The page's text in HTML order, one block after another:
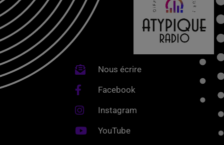
Nous écrire
Facebook
Instagram
YouTube